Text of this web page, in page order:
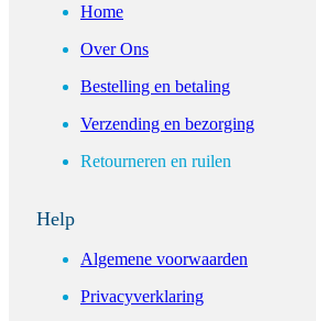
Home
Over Ons
Bestelling en betaling
Verzending en bezorging
Retourneren en ruilen
Help
Algemene voorwaarden
Privacyverklaring